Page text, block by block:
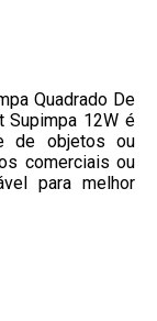
Quadrado De
Supimpa 12W é
de objetos ou
comerciais ou
para melhor